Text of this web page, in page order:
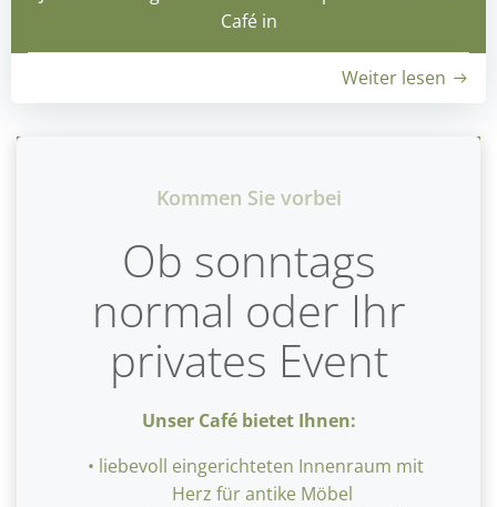
Café in
Weiter lesen
Kommen Sie vorbei
Ob sonntags
normal oder Ihr
privates Event
Unser Café bietet Ihnen:
liebevoll eingerichteten Innenraum mit
Herz für antike Möbel